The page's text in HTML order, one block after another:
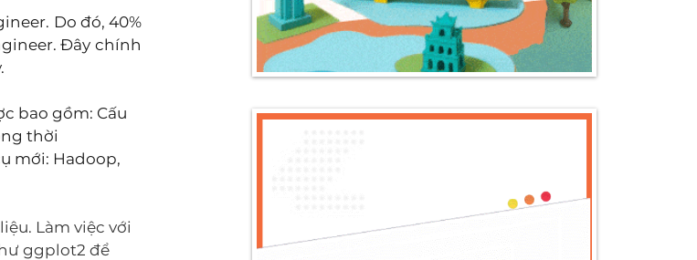
Do đó, 40%
Đây chính
bao gồm: Cấu
thời
mới: Hadoop,
Làm việc với
ggplot2 để